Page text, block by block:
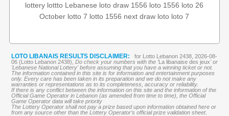
lottery lottto Lebanese loto draw 1556 loto 1556 loto 26
October lotto 7 lotto 1556 next draw loto loto 7
LOTO LIBANAIS RESULTS DISCLAIMER:
for Lotto Lebanon 2438, 2026-08-
06 (Lotto Lebanon 2438), Do check your numbers with the 'La libanaise des jeux' or
'Lebanese National Lottery' before assuming that you have a winning ticket or not.
The information contained in this site is for information and entertainment purposes
only. Every care has been taken in its preparation and we do not make any
warranties or representations as to its completeness, accuracy or reliability.
If there is any conflict between the information on this site and the information of the
Official Game Operator in Lebanon (as amended from time to time), the Official
Game Operator data will take priority
The Lottery Operator shall not pay a prize based upon information obtained here or
from any source other than the Lottery Operator’s official prize validation sheet.